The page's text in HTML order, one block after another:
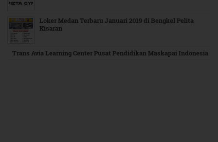
Loker Medan Terbaru Januari 2019 di Bengkel Pelita
Kisaran
Trans Avia Learning Center Pusat Pendidikan Maskapai Indonesia